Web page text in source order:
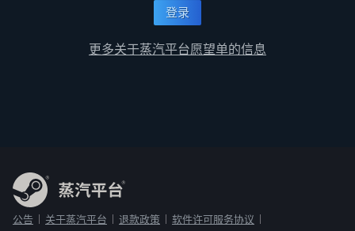
登录
更多关于蒸汽平台愿望单的信息
公告 关于蒸汽平台 退款政策 软件许可服务协议